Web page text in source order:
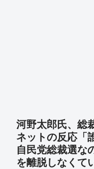
河野太郎氏、
ネットの反応「
自民党総裁選な
を離脱しなくて